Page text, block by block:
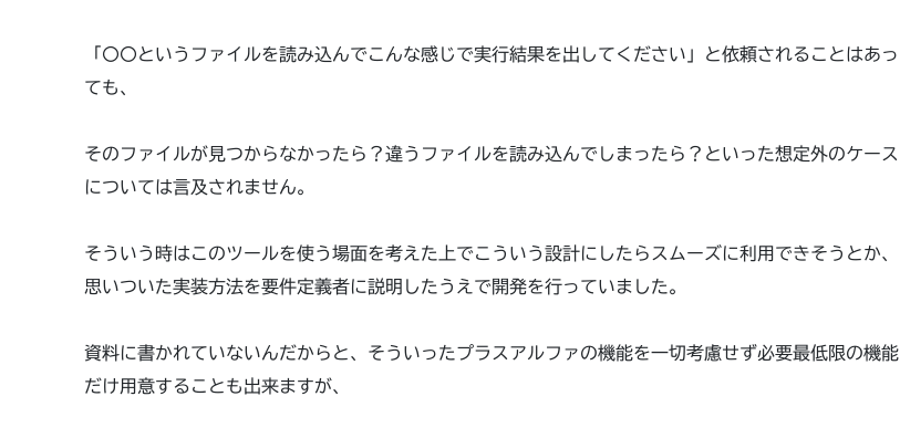
「〇〇というファイルを読み込んでこんな感じで実行結果を出してください」と依頼されることはあっ
ても、
そのファイルが見つからなかったら？違うファイルを読み込んでしまったら？といった想定外のケース
については言及されません。
そういう時はこのツールを使う場面を考えた上でこういう設計にしたらスムーズに利用できそうとか、
思いついた実装方法を要件定義者に説明したうえで開発を行っていました。
資料に書かれていないんだからと、そういったプラスアルファの機能を一切考慮せず必要最低限の機能
だけ用意することも出来ますが、